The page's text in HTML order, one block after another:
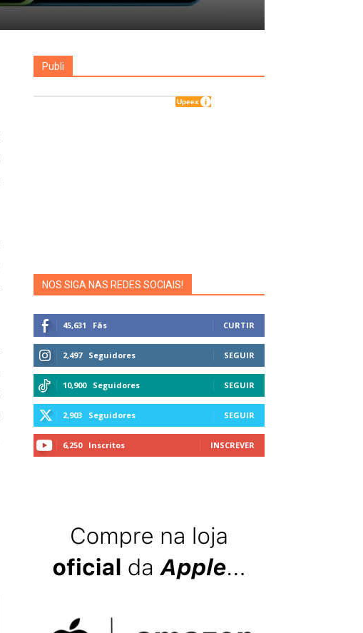
Publi
NOS SIGA NAS REDES SOCIAIS!
45,631 Fãs CURTIR
2,497 Seguidores SEGUIR
10,900 Seguidores SEGUIR
2,903 Seguidores SEGUIR
6,250 Inscritos INSCREVER